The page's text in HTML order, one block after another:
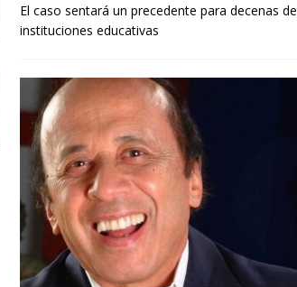
El caso sentará un precedente para decenas de
instituciones educativas